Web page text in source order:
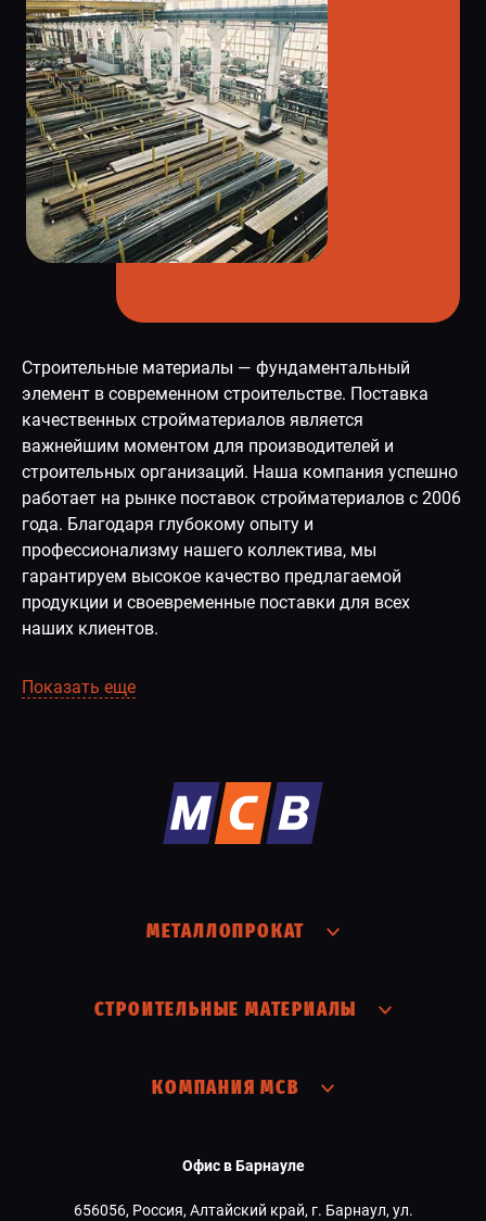
Строительные материалы — фундаментальный
элемент в современном строительстве. Поставка
качественных стройматериалов является
важнейшим моментом для производителей и
строительных организаций. Наша компания успешно
работает на рынке поставок стройматериалов с 2006
года. Благодаря глубокому опыту и
профессионализму нашего коллектива, мы
гарантируем высокое качество предлагаемой
продукции и своевременные поставки для всех
наших клиентов.
Показать еще
МЕТАЛЛОПРОКАТ
СТРОИТЕЛЬНЫЕ МАТЕРИАЛЫ
КОМПАНИЯ МСВ
Офис в Барнауле
656056, Россия, Алтайский край, г. Барнаул, ул.